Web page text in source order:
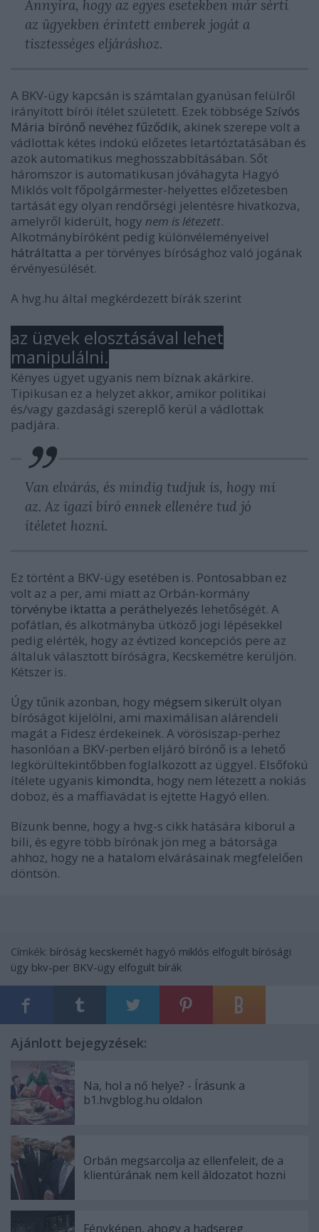
Annyira, hogy az egyes esetekben már sérti
az ügyekben érintett emberek jogát a
tisztességes eljáráshoz.
A BKV-ügy kapcsán is számtalan gyanúsan felülről
irányított bírói ítélet született. Ezek többsége Szívós
Mária bírónő nevéhez fűződik, akinek szerepe volt a
vádlottak kétes indokú előzetes letartóztatásában és
azok automatikus meghosszabbításában. Sőt
háromszor is automatikusan jóváhagyta Hagyó
Miklós volt főpolgármester-helyettes előzetesben
tartását egy olyan rendőrségi jelentésre hivatkozva,
amelyről kiderült, hogy nem is létezett.
Alkotmánybíróként pedig különvéleményeivel
hátráltatta a per törvényes bírósághoz való jogának
érvényesülését.
A hvg.hu által megkérdezett bírák szerint
az ügyek elosztásával lehet
manipulálni.
Kényes ügyet ugyanis nem bíznak akárkire.
Tipikusan ez a helyzet akkor, amikor politikai
és/vagy gazdasági szereplő kerül a vádlottak
padjára.
Van elvárás, és mindig tudjuk is, hogy mi
az. Az igazi bíró ennek ellenére tud jó
ítéletet hozni.
Ez történt a BKV-ügy esetében is. Pontosabban ez
volt az a per, ami miatt az Orbán-kormány
törvénybe iktatta a peráthelyezés lehetőségét. A
pofátlan, és alkotmányba ütköző jogi lépésekkel
pedig elérték, hogy az évtized koncepciós pere az
általuk választott bíróságra, Kecskemétre kerüljön.
Kétszer is.
Úgy tűnik azonban, hogy mégsem sikerült olyan
bíróságot kijelölni, ami maximálisan alárendeli
magát a Fidesz érdekeinek. A vörösiszap-perhez
hasonlóan a BKV-perben eljáró bírónő is a lehető
legkörültekintőbben foglalkozott az üggyel. Elsőfokú
ítélete ugyanis kimondta, hogy nem létezett a nokiás
doboz, és a maffiavádat is ejtette Hagyó ellen.
Bízunk benne, hogy a hvg-s cikk hatására kiborul a
bili, és egyre több bírónak jön meg a bátorsága
ahhoz, hogy ne a hatalom elvárásainak megfelelően
döntsön.
Címkék: bíróság kecskemét hagyó miklós elfogult bírósági
ügy bkv-per BKV-ügy elfogult bírák
Ajánlott bejegyzések:
Na, hol a nő helye? - Írásunk a
b1.hvgblog.hu oldalon
Orbán megsarcolja az ellenfeleit, de a
klientúrának nem kell áldozatot hozni
Fényképen, ahogy a hadsereg